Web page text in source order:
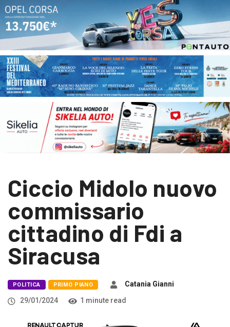
Ciccio Midolo nuovo
commissario
cittadino di Fdi a
Siracusa
POLITICA PRIMO PIANO
Catania Gianni
29/01/2024
1 minute read